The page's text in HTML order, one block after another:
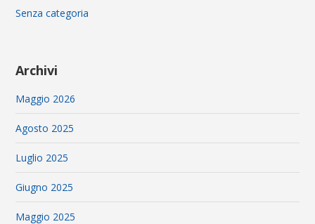
Senza categoria
Archivi
Maggio 2026
Agosto 2025
Luglio 2025
Giugno 2025
Maggio 2025